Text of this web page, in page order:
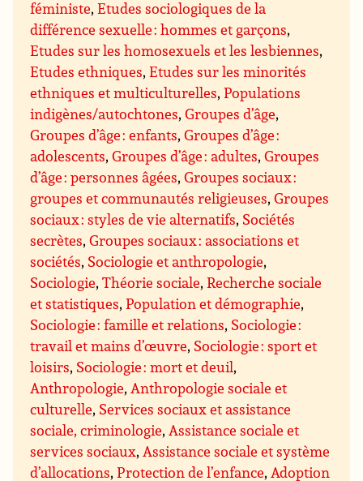
féministe,Etudes sociologiques de la
différence sexuelle : hommes et garçons,
Etudes sur les homosexuels et les lesbiennes,
Etudes ethniques,Etudes sur les minorités
ethniques et multiculturelles,Populations
indigènes/autochtones,Groupes d’âge,
Groupes d’âge : enfants,Groupes d’âge :
adolescents,Groupes d’âge : adultes,Groupes
d’âge : personnes âgées,Groupes sociaux :
groupes et communautés religieuses,Groupes
sociaux : styles de vie alternatifs, Sociétés
secrètes,Groupes sociaux : associations et
sociétés, Sociologie et anthropologie,
Sociologie,Théorie sociale,Recherche sociale
et statistiques,Population et démographie,
Sociologie : famille et relations, Sociologie :
travail et mains d’œuvre, Sociologie : sport et
loisirs, Sociologie : mort et deuil,
Anthropologie,Anthropologie sociale et
culturelle, Services sociaux et assistance
sociale, criminologie,Assistance sociale et
services sociaux,Assistance sociale et système
d’allocations,Protection de l’enfance,Adoption